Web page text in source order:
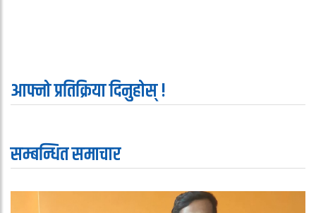
आफ्नो प्रतिक्रिया दिनुहोस् !
सम्बन्धित समाचार